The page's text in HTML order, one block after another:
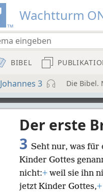
Wachtturm
BIBEL
3 Die Bibel.
Player
Der erste
3 Seht nur, was für
Kinder Gottes
nicht:+ weil sie ihn
jetzt Kinder Gottes,+